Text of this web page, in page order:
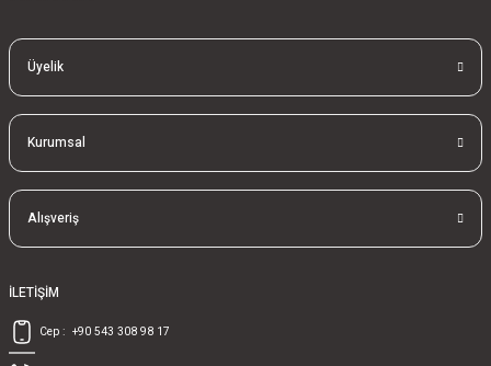
Üyelik
Kurumsal
Alışveriş
İLETİŞİM
Cep : +90 543 308 98 17